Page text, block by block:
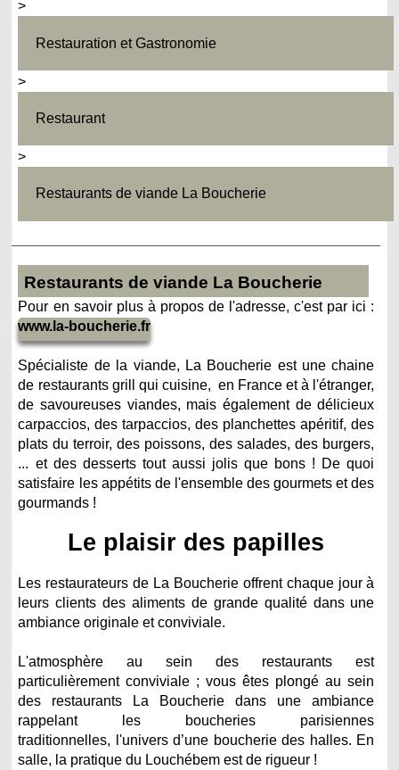
>
Restauration et Gastronomie
>
Restaurant
>
Restaurants de viande La Boucherie
Restaurants de viande La Boucherie
Pour en savoir plus à propos de l'adresse, c'est par ici :
www.la-boucherie.fr
Spécialiste de la viande, La Boucherie est une chaine
de restaurants grill qui cuisine, en France et à l'étranger,
de savoureuses viandes, mais également de délicieux
carpaccios, des tarpaccios, des planchettes apéritif, des
plats du terroir, des poissons, des salades, des burgers,
... et des desserts tout aussi jolis que bons ! De quoi
satisfaire les appétits de l'ensemble des gourmets et des
gourmands !
Le plaisir des papilles
Les restaurateurs de La Boucherie offrent chaque jour à
leurs clients des aliments de grande qualité dans une
ambiance originale et conviviale.
L'atmosphère au sein des restaurants est
particulièrement conviviale ; vous êtes plongé au sein
des restaurants La Boucherie dans une ambiance
rappelant les boucheries parisiennes
traditionnelles,
l'univers d’une boucherie des halles. En
salle, la pratique du Louchébem est de rigueur !